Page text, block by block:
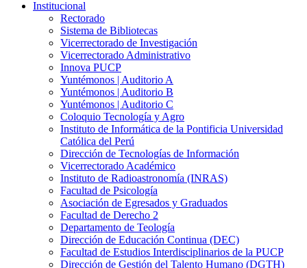
Institucional
Rectorado
Sistema de Bibliotecas
Vicerrectorado de Investigación
Vicerrectorado Administrativo
Innova PUCP
Yuntémonos | Auditorio A
Yuntémonos | Auditorio B
Yuntémonos | Auditorio C
Coloquio Tecnología y Agro
Instituto de Informática de la Pontificia Universidad
Católica del Perú
Dirección de Tecnologías de Información
Vicerrectorado Académico
Instituto de Radioastronomía (INRAS)
Facultad de Psicología
Asociación de Egresados y Graduados
Facultad de Derecho 2
Departamento de Teología
Dirección de Educación Continua (DEC)
Facultad de Estudios Interdisciplinarios de la PUCP
Dirección de Gestión del Talento Humano (DGTH)